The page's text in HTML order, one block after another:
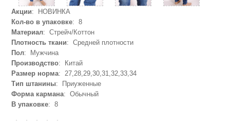
Акции: НОВИНКА
Кол-во в упаковке: 8
Материал: Стрейч/Коттон
Плотность ткани: Средней плотности
Пол: Мужчина
Производство: Китай
Размер норма: 27,28,29,30,31,32,33,34
Тип штанины: Приуженные
Форма кармана: Обычный
В упаковке: 8